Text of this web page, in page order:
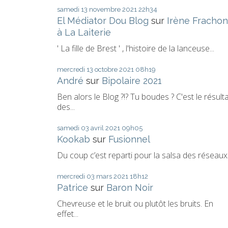
samedi 13 novembre 2021 22h34
El Médiator Dou Blog sur Irène Frachon
à La Laiterie
' La fille de Brest ' , l'histoire de la lanceuse...
mercredi 13 octobre 2021 08h19
André sur Bipolaire 2021
Ben alors le Blog ?!? Tu boudes ? C'est le
des...
samedi 03 avril 2021 09h05
Kookab sur Fusionnel
Du coup c’est reparti pour la salsa des
mercredi 03 mars 2021 18h12
Patrice sur Baron Noir
Chevreuse et le bruit ou plutôt les bruits. En
effet...